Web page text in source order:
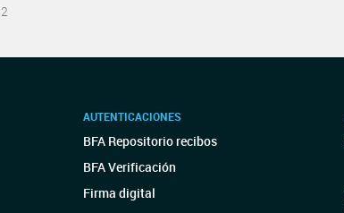
AUTENTICACIONES
BFA Repositorio recibos
BFA Verificación
Firma digital